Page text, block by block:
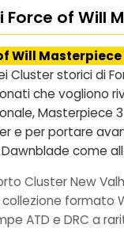
Force of Will
Will
Cluster storici di
che vogliono
Masterpiece
e per portare
come
Cluster New
collezione formato
ATD e DRC a